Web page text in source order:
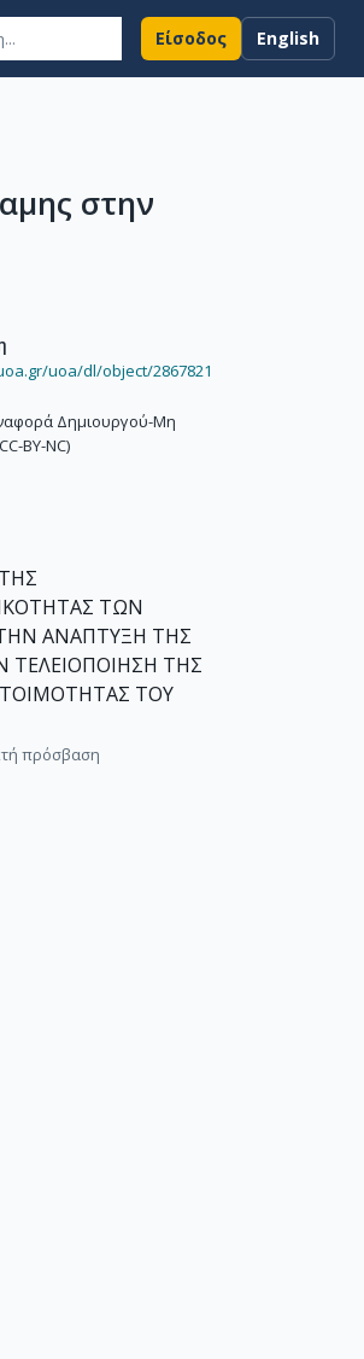
Είσοδος English
στην
uoa/dl/object/2867821
Δημιουργού-Μη
BY-NC)
ΤΩΝ
ΑΝΑΠΤΥΞΗ ΤΗΣ
ΤΗΣ
ΤΟΥ
πρόσβαση